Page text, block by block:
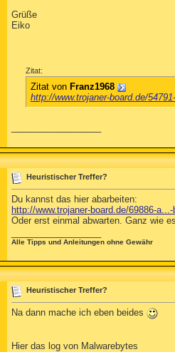
Grüße
Eiko
Zitat:
Zitat von Franz1968
http://www.trojaner-board.de/
Heuristischer Treffer?
Du kannst das hier abarbeiten:
http://www.trojaner-board.de/69886-a...-
Oder erst einmal abwarten. Ganz wie
Alle Tipps und Anleitungen ohne Gewähr
Heuristischer Treffer?
Na dann mache ich eben beides
Hier das log von Malwarebytes